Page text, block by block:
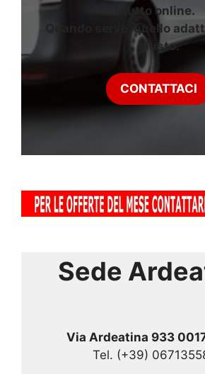
tutto online.
Quando serve, quello
giusto.
CONTATTACI
Sede
Via Ardeatina 933
Tel. (+39)